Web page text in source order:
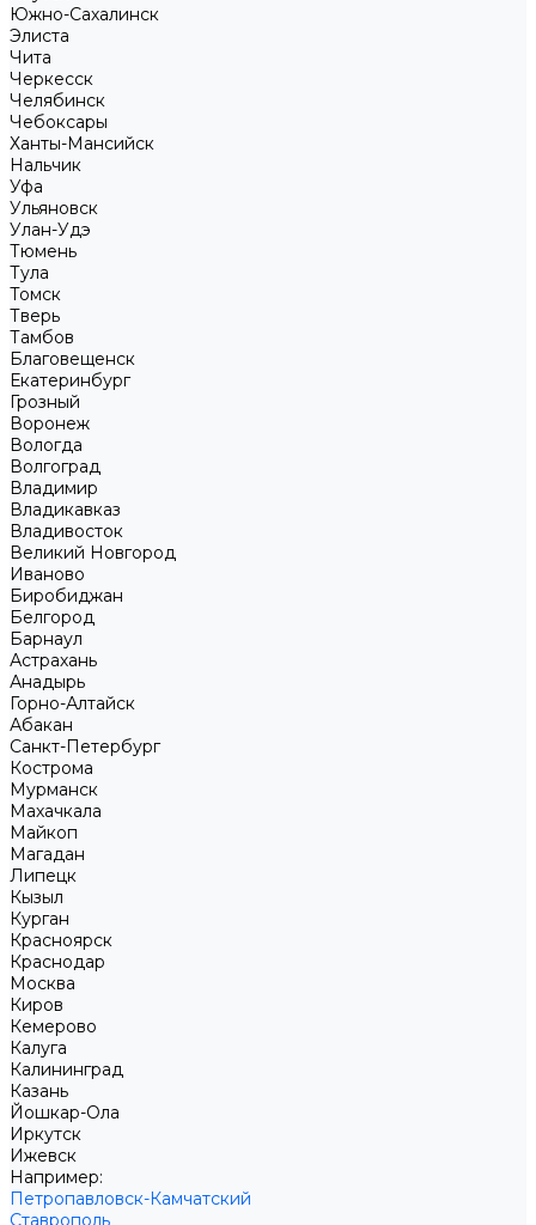
Южно-Сахалинск
Элиста
Чита
Черкесск
Челябинск
Чебоксары
Ханты-Мансийск
Нальчик
Уфа
Ульяновск
Улан-Удэ
Тюмень
Тула
Томск
Тверь
Тамбов
Благовещенск
Екатеринбург
Грозный
Воронеж
Вологда
Волгоград
Владимир
Владикавказ
Владивосток
Великий Новгород
Иваново
Биробиджан
Белгород
Барнаул
Астрахань
Анадырь
Горно-Алтайск
Абакан
Санкт-Петербург
Кострома
Мурманск
Махачкала
Майкоп
Магадан
Липецк
Кызыл
Курган
Красноярск
Краснодар
Москва
Киров
Кемерово
Калуга
Калининград
Казань
Йошкар-Ола
Иркутск
Ижевск
Например:
Петропавловск-Камчатский
Ставрополь